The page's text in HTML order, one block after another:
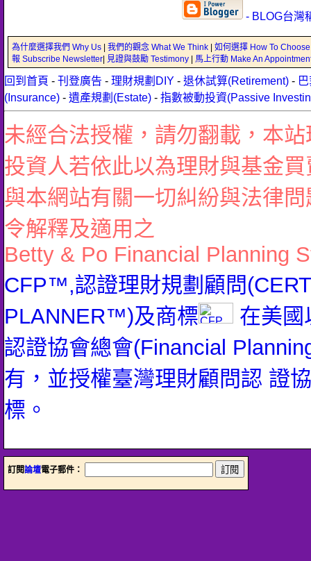
- BLOG台灣
為什麼選擇我們 Why Us | 我們的觀念 What We Think | 如何選擇 How To Choose
報 Subscribe Newsletter| 見證與鼓勵 Testimony | 馬上行動 Make An
回到首頁 - 刊登廣告 - 理財規劃DIY - 退休試算(Retirement) -
(Insurance) - 遺產規劃(Estate) - 指數被動投資(Passive
未經合法授權，請勿翻載，本
投資人若依此以為理財與基金
與本網站有關一切糾紛與法律
令解釋及適用之
Betty & Po Financial Planning
CFP™,認證理財規劃顧問
PLANNER™)及商標
在美國
認證協會總會(Financial
有，並授權臺灣理財顧問認 證
標。
訂閱論壇電子郵件：